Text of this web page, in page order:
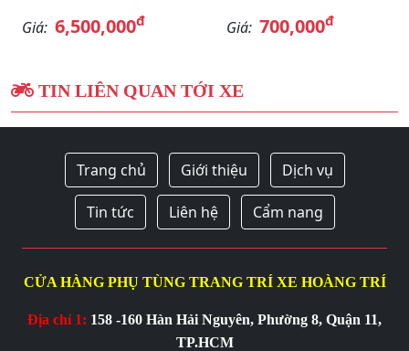
Giá: 6,500,000đ
Giá: 700,000đ
TIN LIÊN QUAN TỚI XE
Trang chủ Giới thiệu Dịch vụ
Tin tức Liên hệ Cẩm nang
CỬA HÀNG PHỤ TÙNG TRANG TRÍ XE HOÀNG TRÍ
Địa chỉ 1: 158 -160 Hàn Hải Nguyên, Phường 8, Quận 11,
TP.HCM